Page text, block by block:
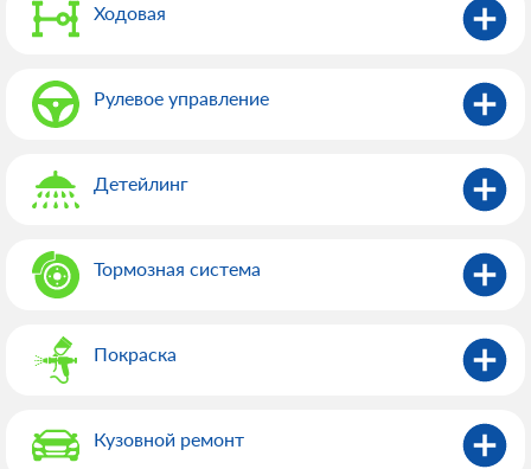
Ходовая
Рулевое управление
Детейлинг
Тормозная система
Покраска
Кузовной ремонт